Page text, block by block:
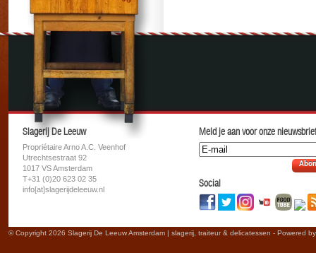
Slagerij De Leeuw
Propriétaire Arno A.C. Veenhof
Utrechtsestraat 92
1017 VS Amsterdam
T+31 (0)20 623 02 35
info[at]slagerijdeleeuw.nl
Meld je aan voor onze
Social
© Copyright 2026 Slagerij De Leeuw Amsterdam | slagerij, traiteur & delicatessen - Powered